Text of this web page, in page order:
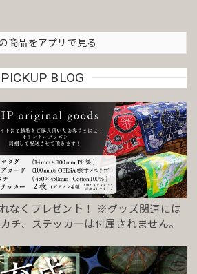
商品をアプリで見る
PICKUP BLOG
なくプレゼント！ ※グッズ関連には
チ、ステッカーは付属されません。